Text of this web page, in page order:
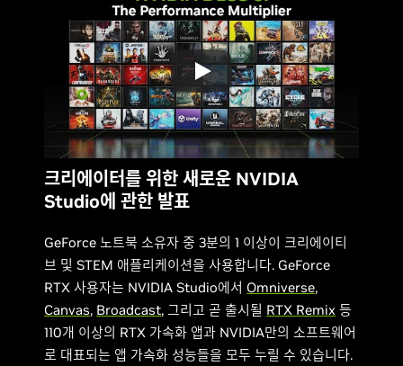
크리에이터를 위한 새로운 NVIDIA
Studio에 관한 발표
GeForce 노트북 소유자 중 3분의 1 이상이 크리에이티
브 및 STEM 애플리케이션을 사용합니다. GeForce
RTX 사용자는 NVIDIA Studio에서 Omniverse,
Canvas, Broadcast, 그리고 곧 출시될 RTX Remix 등
110개 이상의 RTX 가속화 앱과 NVIDIA만의 소프트웨어
로 대표되는 앱 가속화 성능들을 모두 누릴 수 있습니다.